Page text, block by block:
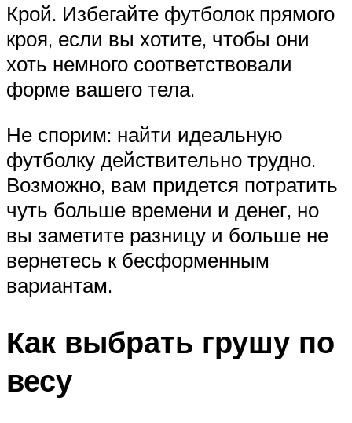
Крой. Избегайте футболок прямого
кроя, если вы хотите, чтобы они
хоть немного соответствовали
форме вашего тела.
Не спорим: найти идеальную
футболку действительно трудно.
Возможно, вам придется потратить
чуть больше времени и денег, но
вы заметите разницу и больше не
вернетесь к бесформенным
вариантам.
Как выбрать грушу по
весу